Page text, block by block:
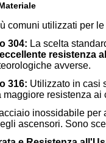
comuni utilizzati per
304: La scelta
resistenza
avverse.
316: Utilizzato in casi
maggiore resistenza ai
acciaio inossidabile
ascensori. Sono